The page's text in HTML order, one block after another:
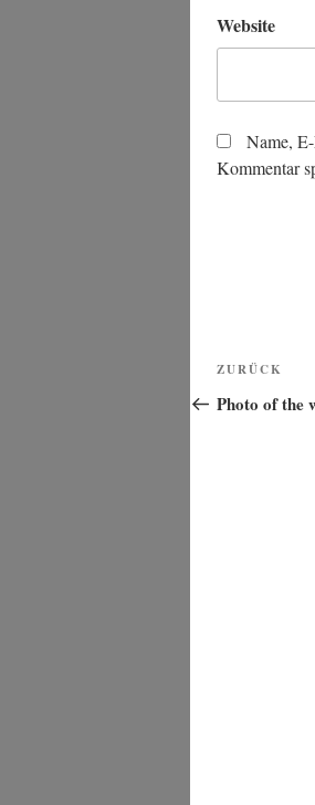
Website
Name,
Kommentar
Vorheriger
Beitrag
ZURÜCK
Photo of the